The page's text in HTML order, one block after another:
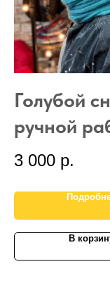
Голубой
ручной
3 000 р.
В